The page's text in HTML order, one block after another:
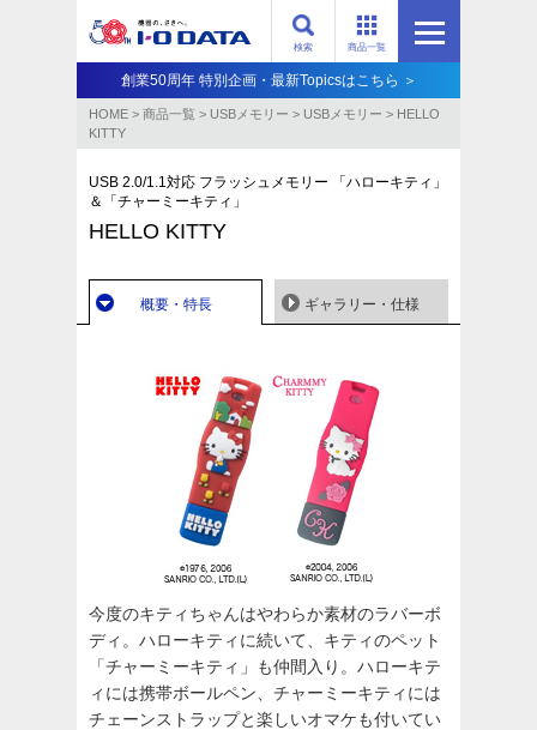
商品一覧
検索
創業50周年 特別企画・最新Topicsはこちら ＞
HOME > 商品一覧 > USBメモリー > USBメモリー > HELLO
KITTY
USB 2.0/1.1対応 フラッシュメモリー 「ハローキティ」
＆「チャーミーキティ」
HELLO KITTY
概要・特長 ギャラリー・仕様
今度のキティちゃんはやわらか素材のラバーボ
ディ。ハローキティに続いて、キティのペット
「チャーミーキティ」も仲間入り。ハローキテ
ィには携帯ボールペン、チャーミーキティには
チェーンストラップと楽しいオマケも付いてい